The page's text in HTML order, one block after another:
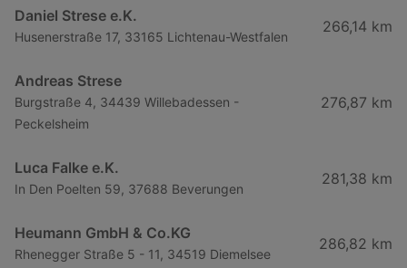
Daniel Strese e.K.
Husenerstraße 17, 33165 Lichtenau-Westfalen
266,14 km
Andreas Strese
Burgstraße 4, 34439 Willebadessen -
Peckelsheim
276,87 km
Luca Falke e.K.
In Den Poelten 59, 37688 Beverungen
281,38 km
Heumann GmbH & Co.KG
Rhenegger Straße 5 - 11, 34519 Diemelsee
286,82 km